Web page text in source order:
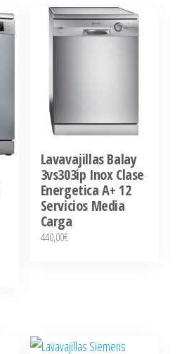
Lavavajillas Balay
3vs303ip Inox Clase
Energetica A+ 12
Servicios Media
Carga
440,00€